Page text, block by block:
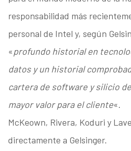
responsabilidad más
personal de Intel y, según
«profundo historial en
datos y un historial
cartera de software y silicio
mayor valor para el cliente«.
McKeown, Rivera, Koduri y
directamente a Gelsinger.